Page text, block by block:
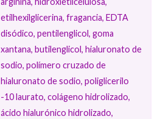
etilhexilglicerina, fragancia, EDTA
disódico, pentilenglicol, goma
xantana, butilenglicol, hialuronato de
sodio, polímero cruzado de
hialuronato de sodio, poliglicerilo
-10 laurato, colágeno hidrolizado,
ácido hialurónico hidrolizado,